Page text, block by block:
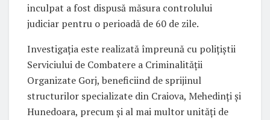
inculpat a fost dispusă măsura controlului
judiciar pentru o perioadă de 60 de zile.
Investigația este realizată împreună cu polițiștii
Serviciului de Combatere a Criminalității
Organizate Gorj, beneficiind de sprijinul
structurilor specializate din Craiova, Mehedinți și
Hunedoara, precum și al mai multor unități de